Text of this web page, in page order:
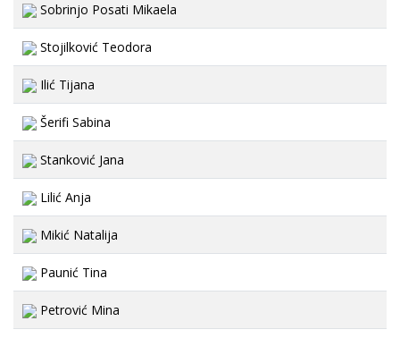
Sobrinjo Posati Mikaela
Stojilković Teodora
Ilić Tijana
Šerifi Sabina
Stanković Jana
Lilić Anja
Mikić Natalija
Paunić Tina
Petrović Mina